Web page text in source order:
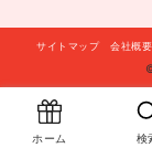
ホーム 検
自分に贈
サイトマップ 会社概要